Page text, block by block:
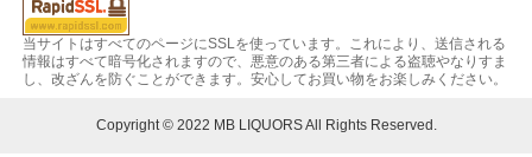
当サイトはすべてのページにSSLを使っています。これにより、送信される
情報はすべて暗号化されますので、悪意のある第三者による盗聴やなりすま
し、改ざんを防ぐことができます。安心してお買い物をお楽しみください。
Copyright © 2022 MB LIQUORS All Rights Reserved.